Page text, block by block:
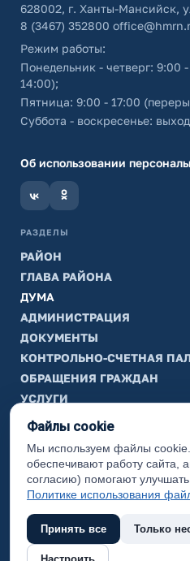
628002, г. Ханты-Мансийск,
8 (3467) 352800
Режим работы:
Понедельник - четверг: 9:00
14:00);
Пятница: 9:00 - 17:00
Суббота - воскресенье:
Об использовании
РАЗДЕЛЫ
РАЙОН
ГЛАВА РАЙОНА
ДУМА
АДМИНИСТРАЦИЯ
ДОКУМЕНТЫ
КОНТРОЛЬНО-СЧЕТНАЯ
ОБРАЩЕНИЯ ГРАЖДАН
УСЛУГИ
ТИК
ИНФОРМАЦИЯ
Законодательная карта
Карта сайта
(с) 2017 Ханты-Мансийский
Файлы cookie
Мы используем файлы
обеспечивают работу сайта,
согласию) помогают
Политике использования
Принять все Только